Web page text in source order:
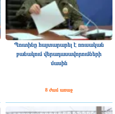
Պուտինը հայտարարել է ռուսական
բանակում վերադասավորումների
մասին
8 ժամ առաջ